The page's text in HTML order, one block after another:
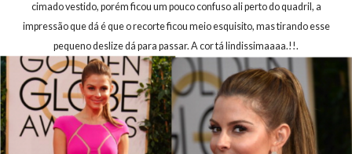
cimado vestido, porém ficou um pouco confuso ali perto do quadril, a
impressão que dá é que o recorte ficou meio esquisito, mas tirando esse
pequeno deslize dá para passar. A cor tá lindissimaaaa.!!.